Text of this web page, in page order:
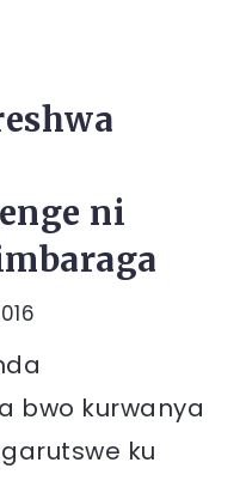
ni
bwo kurwanya
ku